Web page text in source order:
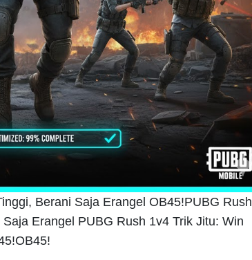
Berani Saja Erangel OB45!PUBG Rush
Erangel PUBG Rush 1v4 Trik Jitu: Win